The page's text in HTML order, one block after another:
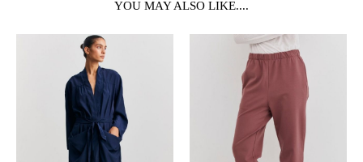
....YOU MAY ALSO LIKE